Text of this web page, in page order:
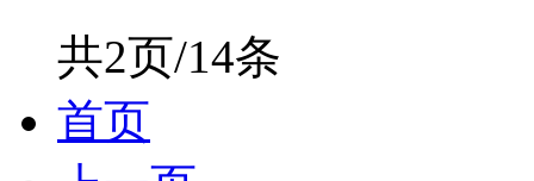
共2页/14条
首页